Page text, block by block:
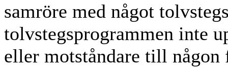
samröre med något
tolvstegsprogrammen inte
eller motståndare till